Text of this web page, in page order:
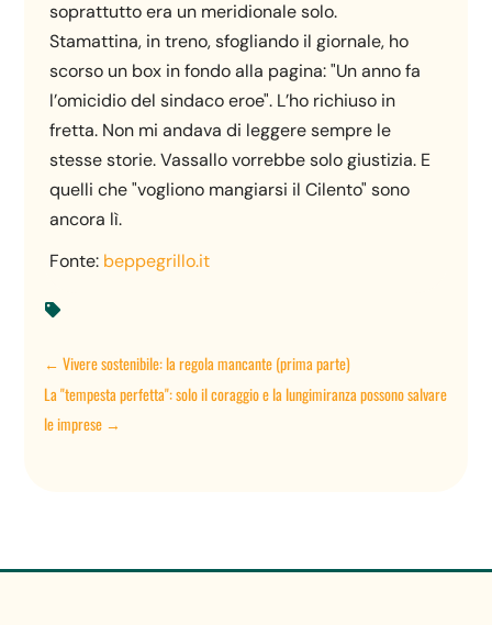
soprattutto era un meridionale solo.
Stamattina, in treno, sfogliando il giornale, ho
scorso un box in fondo alla pagina: "Un anno fa
l’omicidio del sindaco eroe". L’ho richiuso in
fretta. Non mi andava di leggere sempre le
stesse storie. Vassallo vorrebbe solo giustizia. E
quelli che "vogliono mangiarsi il Cilento" sono
ancora lì.
Fonte: beppegrillo.it

←Vivere sostenibile: la regola mancante (prima parte)
La "tempesta perfetta": solo il coraggio e la lungimiranza possono salvare
le imprese →